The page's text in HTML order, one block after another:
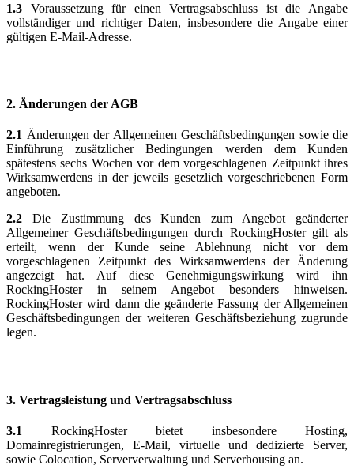
1.3 Voraussetzung für einen Vertragsabschluss ist die Angabe
vollständiger und richtiger Daten, insbesondere die Angabe einer
gültigen E-Mail-Adresse.
2. Änderungen der AGB
2.1 Änderungen der Allgemeinen Geschäftsbedingungen sowie die
Einführung zusätzlicher Bedingungen werden dem Kunden
spätestens sechs Wochen vor dem vorgeschlagenen Zeitpunkt ihres
Wirksamwerdens in der jeweils gesetzlich vorgeschriebenen Form
angeboten.
2.2 Die Zustimmung des Kunden zum Angebot geänderter
Allgemeiner Geschäftsbedingungen durch RockingHoster gilt als
erteilt, wenn der Kunde seine Ablehnung nicht vor dem
vorgeschlagenen Zeitpunkt des Wirksamwerdens der Änderung
angezeigt hat. Auf diese Genehmigungswirkung wird ihn
RockingHoster in seinem Angebot besonders hinweisen.
RockingHoster wird dann die geänderte Fassung der Allgemeinen
Geschäftsbedingungen der weiteren Geschäftsbeziehung zugrunde
legen.
3. Vertragsleistung und Vertragsabschluss
3.1 RockingHoster bietet insbesondere Hosting,
Domainregistrierungen, E-Mail, virtuelle und dedizierte Server,
sowie Colocation, Serververwaltung und Serverhousing an.